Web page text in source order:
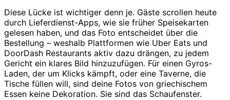
Diese Lücke ist wichtiger denn je. Gäste scrollen heute
durch Lieferdienst-Apps, wie sie früher Speisekarten
gelesen haben, und das Foto entscheidet über die
Bestellung – weshalb Plattformen wie Uber Eats und
DoorDash Restaurants aktiv dazu drängen, zu jedem
Gericht ein klares Bild hinzuzufügen. Für einen Gyros-
Laden, der um Klicks kämpft, oder eine Taverne, die
Tische füllen will, sind deine Fotos von griechischem
Essen keine Dekoration. Sie sind das Schaufenster.